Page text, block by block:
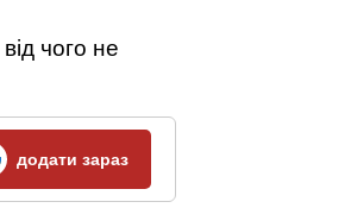
чого не
додати зараз